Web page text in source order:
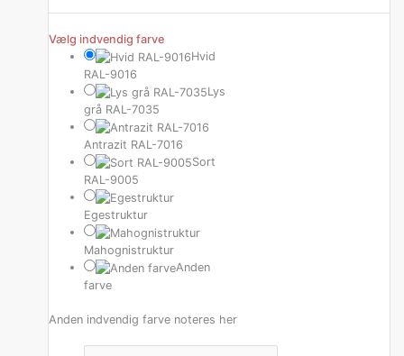
Vælg indvendig farve
Hvid
RAL-9016
Lys
grå RAL-7035
Antrazit RAL-7016
Sort
RAL-9005
Egestruktur
Mahognistruktur
Anden
farve
Anden indvendig farve noteres her